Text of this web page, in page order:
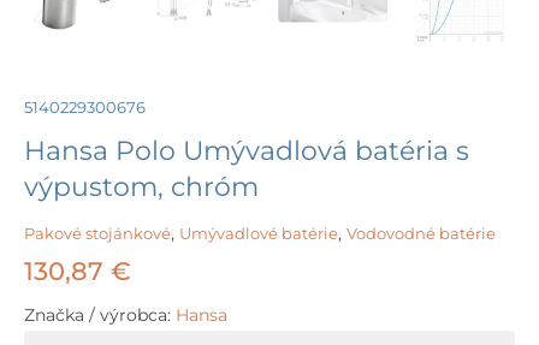
5140229300676
Hansa Polo Umývadlová batéria s
výpustom, chróm
Pakové stojánkové, Umývadlové batérie, Vodovodné batérie
130,87 €
Značka / výrobca: Hansa